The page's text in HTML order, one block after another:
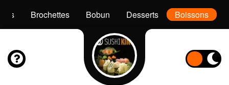
Brochettes Bobun Desserts Boissons